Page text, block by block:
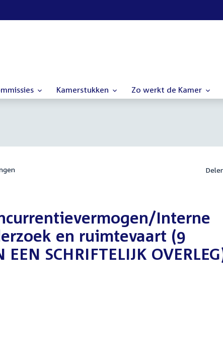
Kamerstukken Zo werkt de Kamer
Interne
en ruimtevaart (9
SCHRIFTELIJK